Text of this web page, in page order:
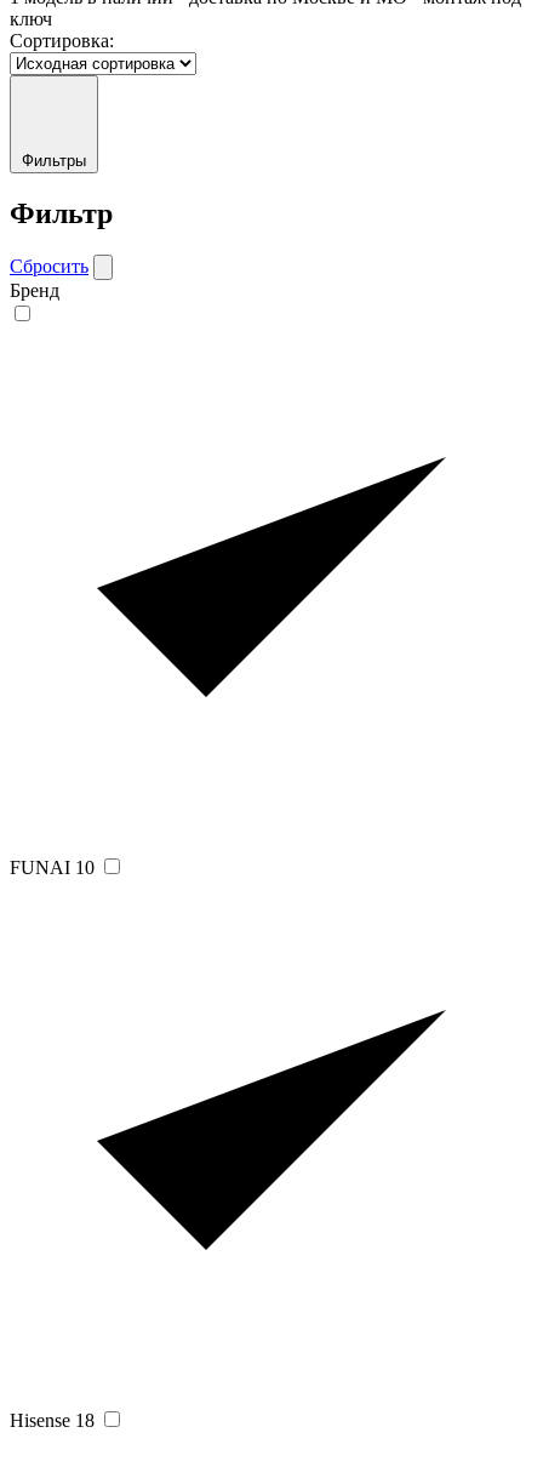
ключ
Сортировка:
Фильтры
Фильтр
Сбросить
Бренд
FUNAI 10
Hisense 18